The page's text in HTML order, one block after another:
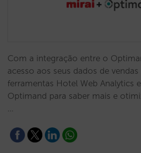
Com a integração entre o
acesso aos seus dados de
ferramentas Hotel Web Analytics
Optimand para saber mais e
…